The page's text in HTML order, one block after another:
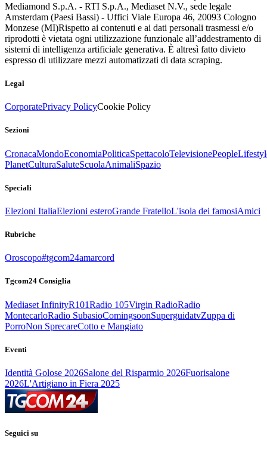
Mediamond S.p.A. - RTI S.p.A., Mediaset N.V., sede legale
Amsterdam (Paesi Bassi) - Uffici Viale Europa 46, 20093 Cologno
Monzese (MI)Rispetto ai contenuti e ai dati personali trasmessi e/o
riprodotti è vietata ogni utilizzazione funzionale all’addestramento di
sistemi di intelligenza artificiale generativa. È altresì fatto divieto
espresso di utilizzare mezzi automatizzati di data scraping.
Legal
CorporatePrivacy PolicyCookie Policy
Sezioni
CronacaMondoEconomiaPoliticaSpettacoloTelevisionePeople
PlanetCulturaSaluteScuolaAnimaliSpazio
Speciali
Elezioni ItaliaElezioni esteroGrande FratelloL'isola dei famosiAmici
Rubriche
Oroscopo#tgcom24amarcord
Tgcom24 Consiglia
Mediaset InfinityR101Radio 105Virgin RadioRadio
MontecarloRadio SubasioComingsoonSuperguidatvZuppa di
PorroNon SprecareCotto e Mangiato
Eventi
Identità Golose 2026Salone del Risparmio 2026Fuorisalone
2026L'Artigiano in Fiera 2025
Seguici su